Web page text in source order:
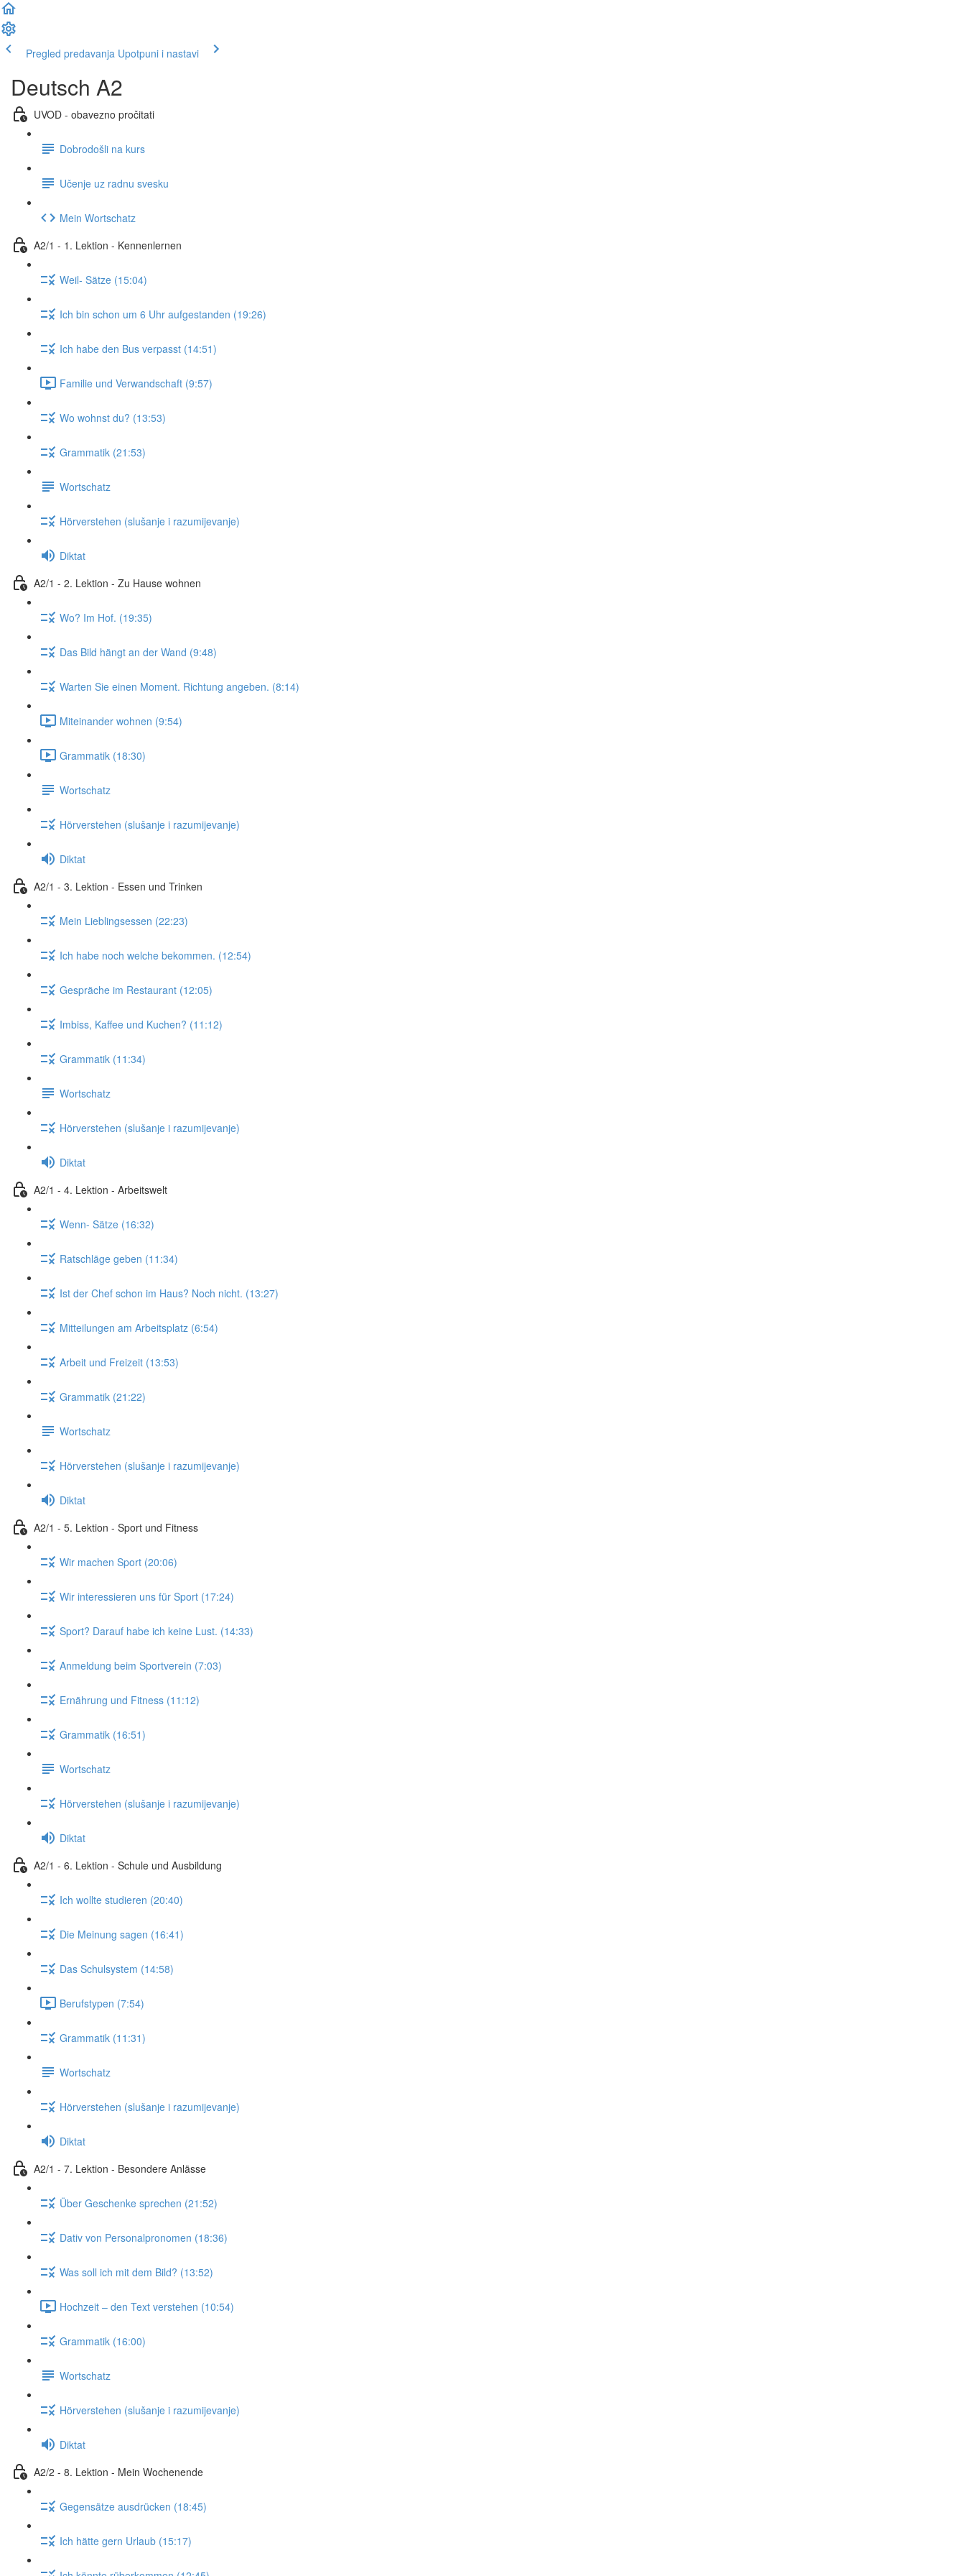
Pregled predavanja Upotpuni i nastavi
Deutsch A2
UVOD - obavezno pročitati
Dobrodošli na kurs
Učenje uz radnu svesku
Mein Wortschatz
A2/1 - 1. Lektion - Kennenlernen
Weil- Sätze (15:04)
Ich bin schon um 6 Uhr aufgestanden (19:26)
Ich habe den Bus verpasst (14:51)
Familie und Verwandschaft (9:57)
Wo wohnst du? (13:53)
Grammatik (21:53)
Wortschatz
Hörverstehen (slušanje i razumijevanje)
Diktat
A2/1 - 2. Lektion - Zu Hause wohnen
Wo? Im Hof. (19:35)
Das Bild hängt an der Wand (9:48)
Warten Sie einen Moment. Richtung angeben. (8:14)
Miteinander wohnen (9:54)
Grammatik (18:30)
Wortschatz
Hörverstehen (slušanje i razumijevanje)
Diktat
A2/1 - 3. Lektion - Essen und Trinken
Mein Lieblingsessen (22:23)
Ich habe noch welche bekommen. (12:54)
Gespräche im Restaurant (12:05)
Imbiss, Kaffee und Kuchen? (11:12)
Grammatik (11:34)
Wortschatz
Hörverstehen (slušanje i razumijevanje)
Diktat
A2/1 - 4. Lektion - Arbeitswelt
Wenn- Sätze (16:32)
Ratschläge geben (11:34)
Ist der Chef schon im Haus? Noch nicht. (13:27)
Mitteilungen am Arbeitsplatz (6:54)
Arbeit und Freizeit (13:53)
Grammatik (21:22)
Wortschatz
Hörverstehen (slušanje i razumijevanje)
Diktat
A2/1 - 5. Lektion - Sport und Fitness
Wir machen Sport (20:06)
Wir interessieren uns für Sport (17:24)
Sport? Darauf habe ich keine Lust. (14:33)
Anmeldung beim Sportverein (7:03)
Ernährung und Fitness (11:12)
Grammatik (16:51)
Wortschatz
Hörverstehen (slušanje i razumijevanje)
Diktat
A2/1 - 6. Lektion - Schule und Ausbildung
Ich wollte studieren (20:40)
Die Meinung sagen (16:41)
Das Schulsystem (14:58)
Berufstypen (7:54)
Grammatik (11:31)
Wortschatz
Hörverstehen (slušanje i razumijevanje)
Diktat
A2/1 - 7. Lektion - Besondere Anlässe
Über Geschenke sprechen (21:52)
Dativ von Personalpronomen (18:36)
Was soll ich mit dem Bild? (13:52)
Hochzeit – den Text verstehen (10:54)
Grammatik (16:00)
Wortschatz
Hörverstehen (slušanje i razumijevanje)
Diktat
A2/2 - 8. Lektion - Mein Wochenende
Gegensätze ausdrücken (18:45)
Ich hätte gern Urlaub (15:17)